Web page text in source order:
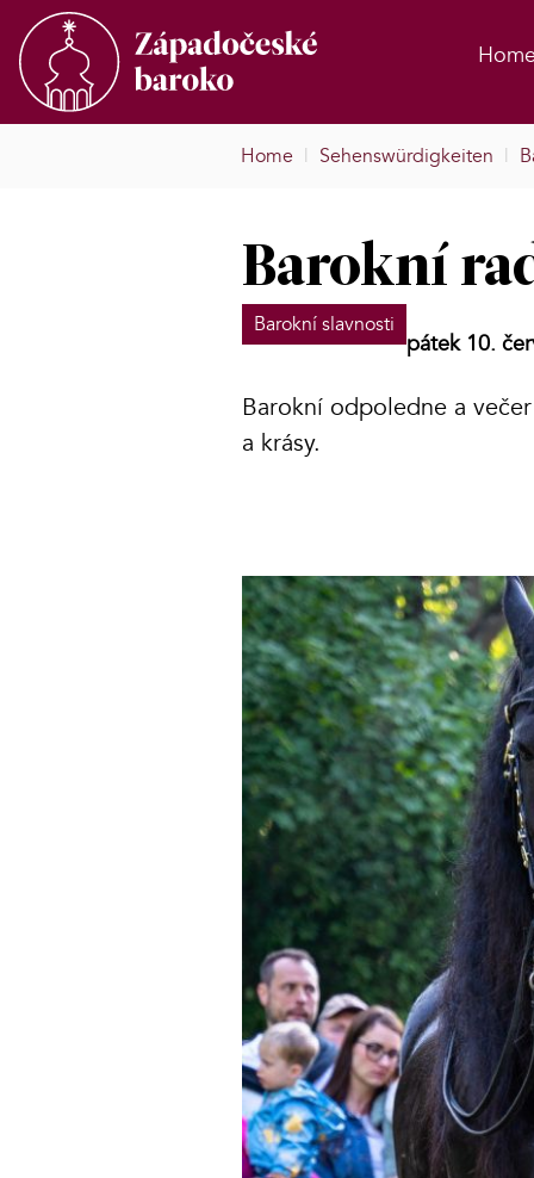
Home | Sehenswürdigkeiten |
Barokní
Barokní slavnosti
pátek 10.
Barokní odpoledne a
a krásy.